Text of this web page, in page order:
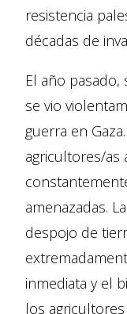
resistencia
décadas de
El año
se vio
guerra en
agricultores/as
amenazadas.
despojo de
inmediata y el
los